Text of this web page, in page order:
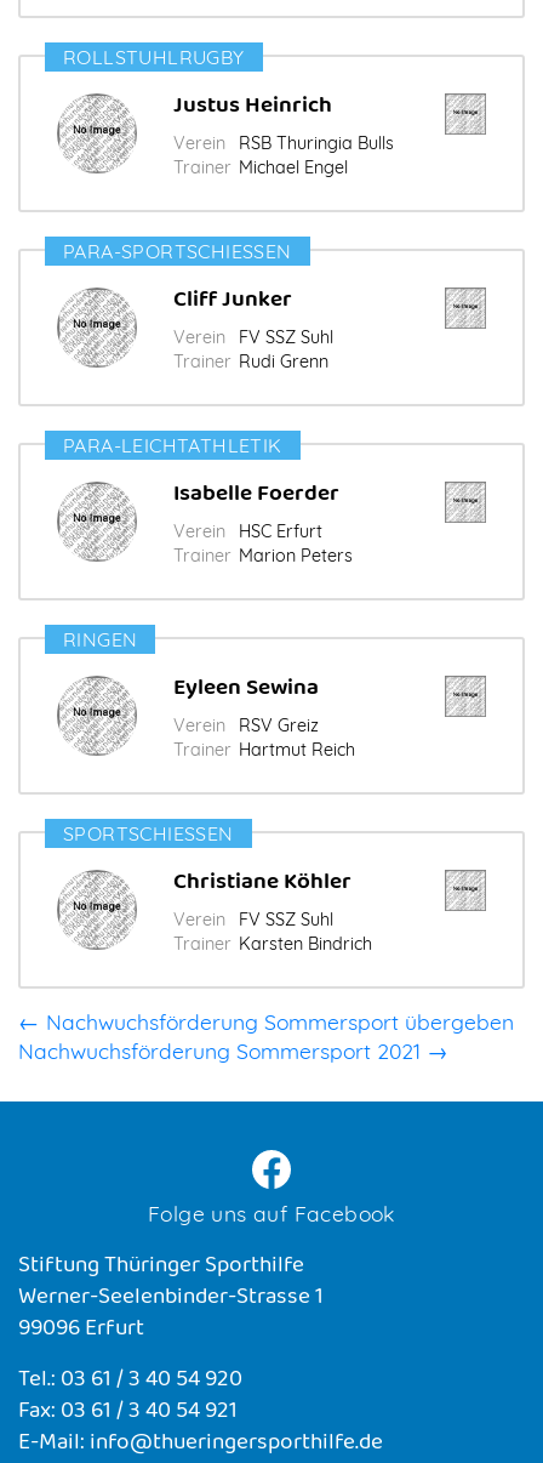
ROLLSTUHLRUGBY
Justus Heinrich
Verein
RSB Thuringia Bulls
Trainer Michael Engel
PARA-SPORTSCHIESSEN
Cliff Junker
Verein
FV SSZ Suhl
Trainer Rudi Grenn
PARA-LEICHTATHLETIK
Isabelle Foerder
Verein
HSC Erfurt
Trainer Marion Peters
RINGEN
Eyleen Sewina
Verein
RSV Greiz
Trainer Hartmut Reich
SPORTSCHIESSEN
Christiane Köhler
Verein
FV SSZ Suhl
Trainer Karsten Bindrich
← Nachwuchsförderung Sommersport übergeben
Nachwuchsförderung Sommersport 2021 →
Folge uns auf Facebook
Stiftung Thüringer Sporthilfe
Werner-Seelenbinder-Strasse 1
99096 Erfurt
Tel.: 03 61 / 3 40 54 920
Fax: 03 61 / 3 40 54 921
E-Mail: info@thueringersporthilfe.de